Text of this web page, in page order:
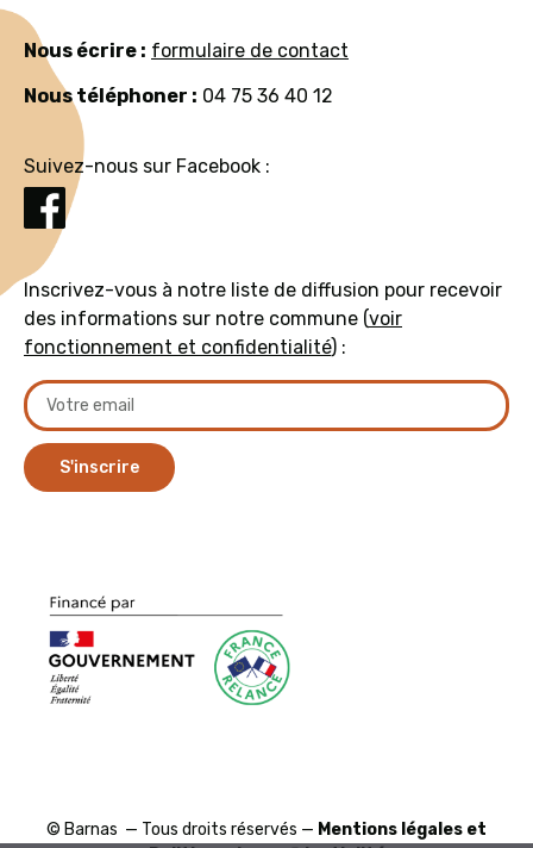
Nous écrire : formulaire de contact
Nous téléphoner : 04 75 36 40 12
Suivez-nous sur Facebook :
Inscrivez-vous à notre liste de diffusion pour recevoir
des informations sur notre commune (voir
fonctionnement et confidentialité) :
S'inscrire
© Barnas — Tous droits réservés — Mentions légales et